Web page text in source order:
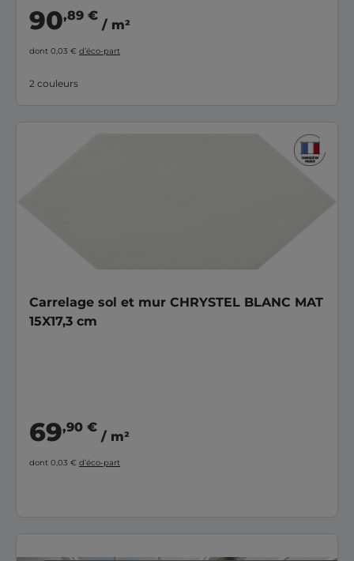
90,89 €
/ m²
dont 0,03 € d’éco-part
2 couleurs
Carrelage sol et mur CHRYSTEL BLANC MAT
15X17,3 cm
69,90 €
/ m²
dont 0,03 € d’éco-part